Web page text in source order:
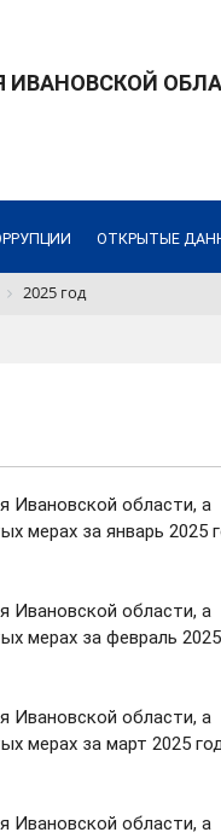
ИВАНОВСКОЙ
ОТКРЫТЫЕ
2025 год
Ивановской области, а
мерах за январь 2025
Ивановской области, а
мерах за февраль 2025
Ивановской области, а
мерах за март 2025
Ивановской области, а